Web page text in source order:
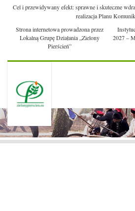
Cel i przewidywany efekt: sprawne i skuteczne
realizacja Planu
Strona internetowa prowadzona przez
Lokalną Grupę Działania „Zielony
Pierścień”
2027 –
Menu